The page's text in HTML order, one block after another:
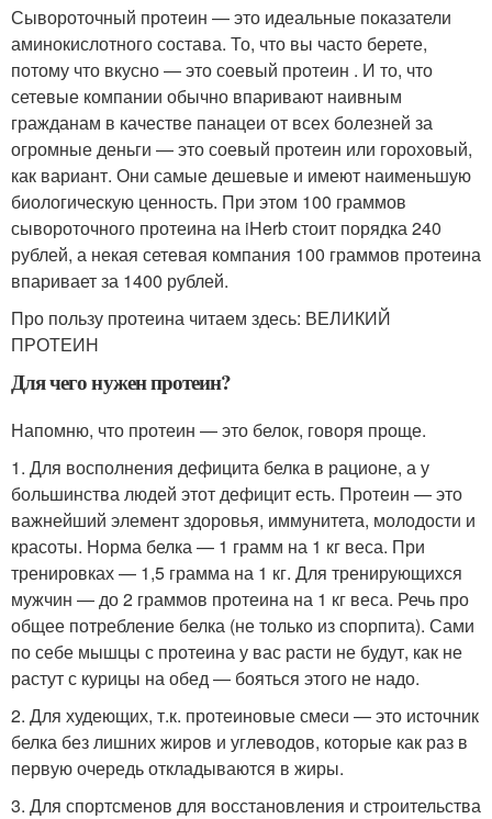
Сывороточный протеин — это идеальные показатели
аминокислотного состава. То, что вы часто берете,
потому что вкусно — это соевый протеин . И то, что
сетевые компании обычно впаривают наивным
гражданам в качестве панацеи от всех болезней за
огромные деньги — это соевый протеин или гороховый,
как вариант. Они самые дешевые и имеют наименьшую
биологическую ценность. При этом 100 граммов
сывороточного протеина на iHerb стоит порядка 240
рублей, а некая сетевая компания 100 граммов протеина
впаривает за 1400 рублей.
Про пользу протеина читаем здесь: ВЕЛИКИЙ
ПРОТЕИН
Для чего нужен протеин?
Напомню, что протеин — это белок, говоря проще.
1. Для восполнения дефицита белка в рационе, а у
большинства людей этот дефицит есть. Протеин — это
важнейший элемент здоровья, иммунитета, молодости и
красоты. Норма белка — 1 грамм на 1 кг веса. При
тренировках — 1,5 грамма на 1 кг. Для тренирующихся
мужчин — до 2 граммов протеина на 1 кг веса. Речь про
общее потребление белка (не только из спорпита). Сами
по себе мышцы с протеина у вас расти не будут, как не
растут с курицы на обед — бояться этого не надо.
2. Для худеющих, т.к. протеиновые смеси — это источник
белка без лишних жиров и углеводов, которые как раз в
первую очередь откладываются в жиры.
3. Для спортсменов для восстановления и строительства